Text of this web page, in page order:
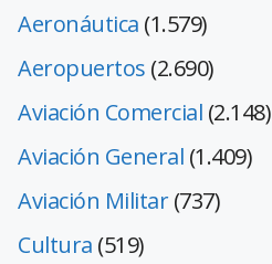
Aeronáutica (1.579)
Aeropuertos (2.690)
Aviación Comercial (2.148)
Aviación General (1.409)
Aviación Militar(737)
Cultura (519)